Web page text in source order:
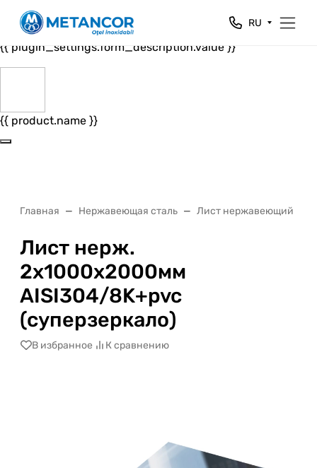
Close
{{ plugin_settings.form_header.value }}
{{ plugin_settings.form_description.value }}
{{ product.name }}
RU
Главная Нержавеющая сталь Лист нержавеющий
Лист нерж.
2х1000х2000мм
AISI304/8K+pvc
(суперзеркало)
В избранное К сравнению